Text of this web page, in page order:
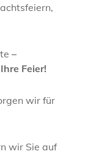
–
Feier!
wir für
wir Sie auf